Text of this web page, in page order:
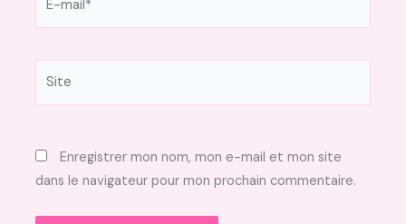
Enregistrer mon nom, mon e-mail et mon site
dans le navigateur pour mon prochain commentaire.